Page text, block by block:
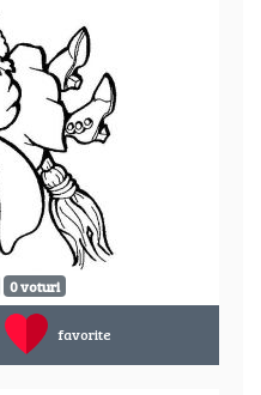
0 voturi
favorite